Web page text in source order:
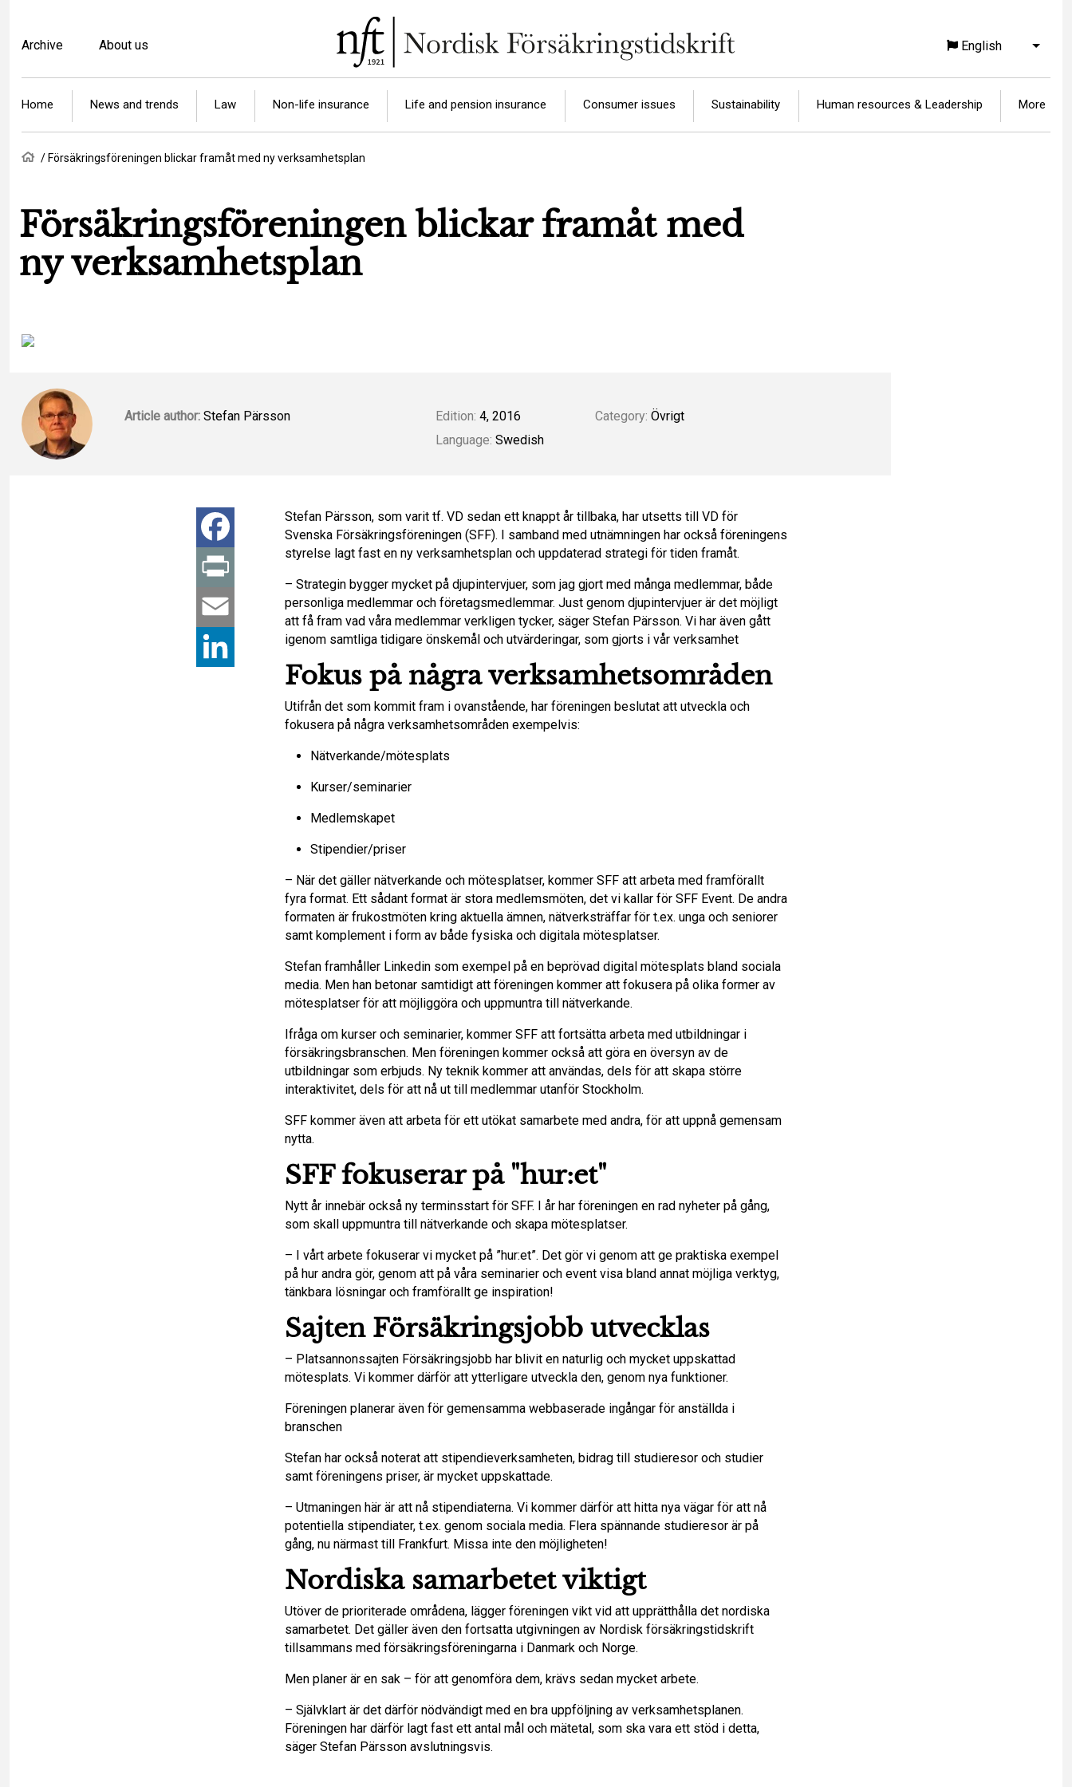
mainTop
menu
Archive About us English List
Article
categories
Home News and trends Law Non-life insurance Life and pension insurance Consumer issues Sustainability Human resources & Leadership More
Breadcrumb
Home
Försäkringsföreningen blickar framåt med ny verksamhetsplan
Försäkringsföreningen blickar framåt med
ny verksamhetsplan
Article author: Stefan Pärsson Edition: 4, 2016
Language: Swedish
Category: Övrigt
Stefan Pärsson, som varit tf. VD sedan ett knappt år tillbaka, har utsetts till VD för
Svenska Försäkringsföreningen (SFF). I samband med utnämningen har också föreningens
styrelse lagt fast en ny verksamhetsplan och uppdaterad strategi för tiden framåt.
– Strategin bygger mycket på djupintervjuer, som jag gjort med många medlemmar, både
personliga medlemmar och företagsmedlemmar. Just genom djupintervjuer är det möjligt
att få fram vad våra medlemmar verkligen tycker, säger Stefan Pärsson. Vi har även gått
igenom samtliga tidigare önskemål och utvärderingar, som gjorts i vår verksamhet
Fokus på några verksamhetsområden
Utifrån det som kommit fram i ovanstående, har föreningen beslutat att utveckla och
fokusera på några verksamhetsområden exempelvis:
Nätverkande/mötesplats
Kurser/seminarier
Medlemskapet
Stipendier/priser
– När det gäller nätverkande och mötesplatser, kommer SFF att arbeta med framförallt
fyra format. Ett sådant format är stora medlemsmöten, det vi kallar för SFF Event. De andra
formaten är frukostmöten kring aktuella ämnen, nätverksträffar för t.ex. unga och seniorer
samt komplement i form av både fysiska och digitala mötesplatser.
Stefan framhåller Linkedin som exempel på en beprövad digital mötesplats bland sociala
media. Men han betonar samtidigt att föreningen kommer att fokusera på olika former av
mötesplatser för att möjliggöra och uppmuntra till nätverkande.
Ifråga om kurser och seminarier, kommer SFF att fortsätta arbeta med utbildningar i
försäkringsbranschen. Men föreningen kommer också att göra en översyn av de
utbildningar som erbjuds. Ny teknik kommer att användas, dels för att skapa större
interaktivitet, dels för att nå ut till medlemmar utanför Stockholm.
SFF kommer även att arbeta för ett utökat samarbete med andra, för att uppnå gemensam
nytta.
SFF fokuserar på "hur:et"
Nytt år innebär också ny terminsstart för SFF. I år har föreningen en rad nyheter på gång,
som skall uppmuntra till nätverkande och skapa mötesplatser.
– I vårt arbete fokuserar vi mycket på ”hur:et”. Det gör vi genom att ge praktiska exempel
på hur andra gör, genom att på våra seminarier och event visa bland annat möjliga verktyg,
tänkbara lösningar och framförallt ge inspiration!
Sajten Försäkringsjobb utvecklas
– Platsannonssajten Försäkringsjobb har blivit en naturlig och mycket uppskattad
mötesplats. Vi kommer därför att ytterligare utveckla den, genom nya funktioner.
Föreningen planerar även för gemensamma webbaserade ingångar för anställda i
branschen
Stefan har också noterat att stipendieverksamheten, bidrag till studieresor och studier
samt föreningens priser, är mycket uppskattade.
– Utmaningen här är att nå stipendiaterna. Vi kommer därför att hitta nya vägar för att nå
potentiella stipendiater, t.ex. genom sociala media. Flera spännande studieresor är på
gång, nu närmast till Frankfurt. Missa inte den möjligheten!
Nordiska samarbetet viktigt
Utöver de prioriterade områdena, lägger föreningen vikt vid att upprätthålla det nordiska
samarbetet. Det gäller även den fortsatta utgivningen av Nordisk försäkringstidskrift
tillsammans med försäkringsföreningarna i Danmark och Norge.
Men planer är en sak – för att genomföra dem, krävs sedan mycket arbete.
– Självklart är det därför nödvändigt med en bra uppföljning av verksamhetsplanen.
Föreningen har därför lagt fast ett antal mål och mätetal, som ska vara ett stöd i detta,
säger Stefan Pärsson avslutningsvis.